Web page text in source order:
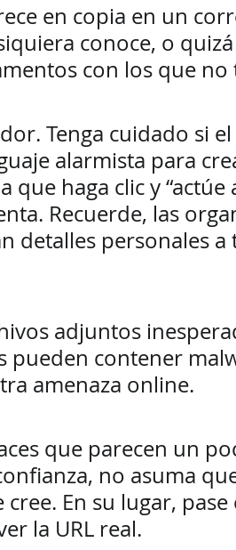
en copia en un
conoce, o
con los que no
Tenga cuidado si
alarmista para
que haga clic y “actúe
Recuerde, las
detalles personales a
adjuntos
pueden contener
amenaza online.
que parecen un
no asuma
En su lugar,
la URL real.